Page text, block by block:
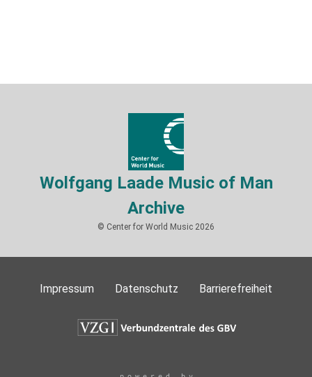
Wolfgang Laade Music of Man
Archive
© Center for World Music 2026
Impressum Datenschutz Barrierefreiheit